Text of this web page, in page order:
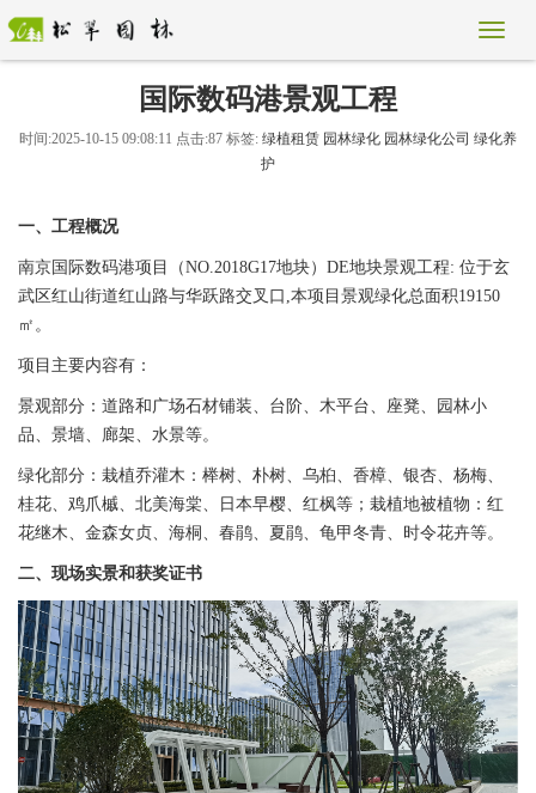
国际数码港景观工程
时间:2025-10-15 09:08:11 点击:87 标签: 绿植租赁 园林绿化 园林绿化公司 绿化养
护
一、工程概况
南京国际数码港项目（NO.2018G17地块）DE地块景观工程: 位于玄
武区红山街道红山路与华跃路交叉口,本项目景观绿化总面积19150
㎡。
项目主要内容有：
景观部分：道路和广场石材铺装、台阶、木平台、座凳、园林小
品、景墙、廊架、水景等。
绿化部分：栽植乔灌木：榉树、朴树、乌桕、香樟、银杏、杨梅、
桂花、鸡爪槭、北美海棠、日本早樱、红枫等；栽植地被植物：红
花继木、金森女贞、海桐、春鹃、夏鹃、龟甲冬青、时令花卉等。
二、现场实景和获奖证书